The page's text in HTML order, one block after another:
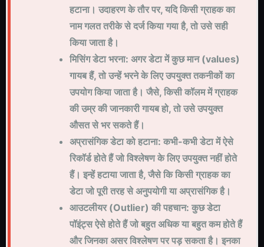
हटाना। उदाहरण के तौर पर, यदि किसी ग्राहक का
नाम गलत तरीके से दर्ज किया गया है, तो उसे सही
किया जाता है।
मिसिंग डेटा भरना: अगर डेटा में कुछ मान (values)
गायब हैं, तो उन्हें भरने के लिए उपयुक्त तकनीकों का
उपयोग किया जाता है। जैसे, किसी कॉलम में ग्राहक
की उम्र की जानकारी गायब हो, तो उसे उपयुक्त
औसत से भर सकते हैं।
अप्रासंगिक डेटा को हटाना: कभी-कभी डेटा में ऐसे
रिकॉर्ड होते हैं जो विश्लेषण के लिए उपयुक्त नहीं होते
हैं। इन्हें हटाया जाता है, जैसे कि किसी ग्राहक का
डेटा जो पूरी तरह से अनुपयोगी या अप्रासंगिक है।
आउटलीयर (Outlier) की पहचान: कुछ डेटा
पॉइंट्स ऐसे होते हैं जो बहुत अधिक या बहुत कम होते हैं
और जिनका असर विश्लेषण पर पड़ सकता है। इनका